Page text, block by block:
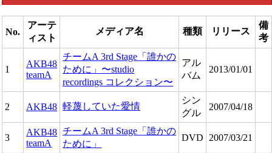
No.
アーテ
ィスト
メディア名 種類 リリース
備
考
1
AKB48
teamA
チームA 3rd Stage「誰かの
ために」〜studio
recordings コレクション〜
アル
バム
2013/01/01
2 AKB48 軽蔑していた愛情
シン
グル
2007/04/18
3
AKB48
teamA
チームA 3rd Stage「誰かの
ために」
DVD 2007/03/21